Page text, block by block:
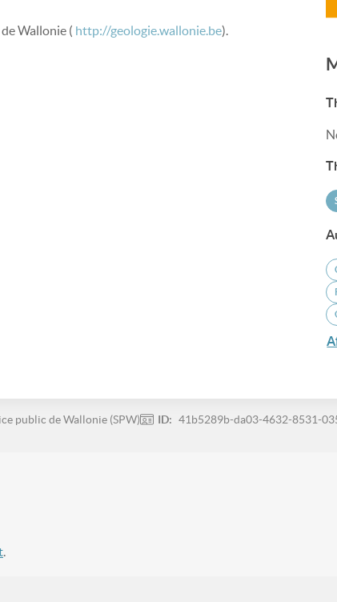
Wallonie ( http://geologie.wallonie.be).
public de Wallonie (SPW) ID: 41b5289b-da03-4632-8531-